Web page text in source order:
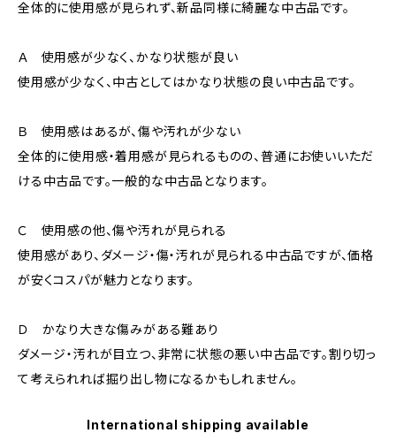
全体的に使用感が見られず、新品同様に綺麗な中古品です。
Ａ 使用感が少なく、かなり状態が良い
使用感が少なく、中古としてはかなり状態の良い中古品です。
Ｂ 使用感はあるが、傷や汚れが少ない
全体的に使用感・着用感が見られるものの、普通にお使いいただ
ける中古品です。一般的な中古品となります。
Ｃ 使用感の他、傷や汚れが見られる
使用感があり、ダメージ・傷・汚れが見られる中古品ですが、価格
が安くコスパが魅力となります。
Ｄ かなり大きな傷みがある難あり
ダメージ・汚れが目立つ、非常に状態の悪い中古品です。割り切っ
て考えられれば掘り出し物になるかもしれません。
International shipping available